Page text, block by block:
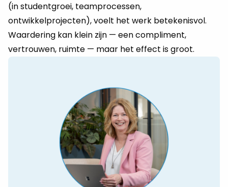
(in studentgroei, teamprocessen,
ontwikkelprojecten), voelt het werk betekenisvol.
Waardering kan klein zijn — een compliment,
vertrouwen, ruimte — maar het effect is groot.